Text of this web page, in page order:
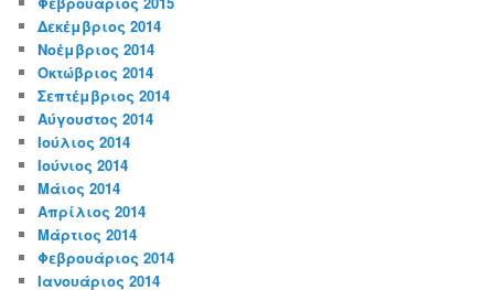
Δεκέμβριος 2014
Νοέμβριος 2014
Οκτώβριος 2014
Σεπτέμβριος 2014
Αύγουστος 2014
Ιούλιος 2014
Ιούνιος 2014
Μάιος 2014
Απρίλιος 2014
Μάρτιος 2014
Φεβρουάριος 2014
Ιανουάριος 2014